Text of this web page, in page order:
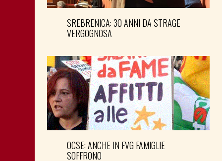
SREBRENICA: 30 ANNI DA STRAGE
VERGOGNOSA
OCSE: ANCHE IN FVG FAMIGLIE
SOFFRONO